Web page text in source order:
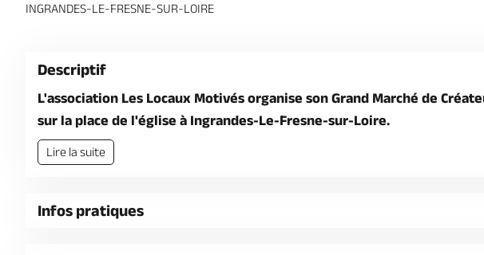
INGRANDES-LE-FRESNE-SUR-LOIRE
Descriptif
L'association Les Locaux Motivés organise son Grand Marché de
sur la place de l'église à Ingrandes-Le-Fresne-sur-Loire.
Lire la suite
Infos pratiques